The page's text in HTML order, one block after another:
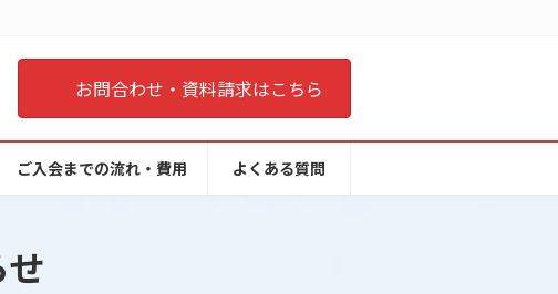
お問合わせ・資料請求はこちら
ご入会までの流れ・費用 よくある質問